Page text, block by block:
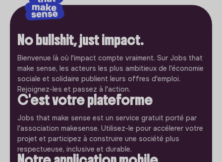
No bullshit, just impact.
Bienvenue là où l'impact compte vraiment. Sur Jobs that
make sense, les acteurs les plus ambitieux de l'économie
sociale et solidaire publient leurs offres d'emploi.
Rejoignez-les et passez à l'action.
C'est votre plateforme
Jobs that make sense est un service gratuit porté par
l'association makesense. Utilisez-le pour accélerer votre
projet et participez à construire une société plus
respectueuse, inclusive et durable.